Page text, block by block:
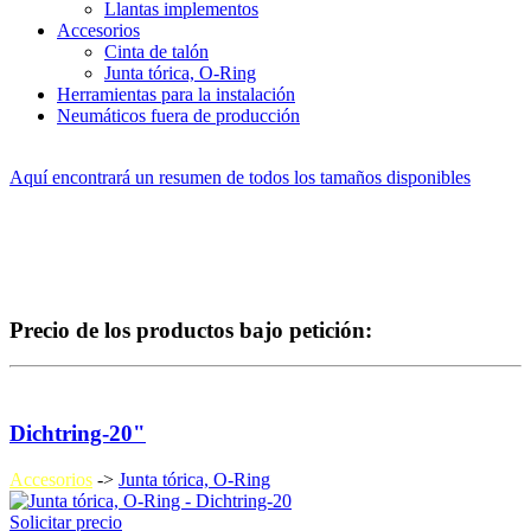
Llantas implementos
Accesorios
Cinta de talón
Junta tórica, O-Ring
Herramientas para la instalación
Neumáticos fuera de producción
Aquí encontrará un resumen de todos los tamaños disponibles
Precio de los productos bajo petición:
Dichtring-20"
Accesorios -> Junta tórica, O-Ring
Solicitar precio